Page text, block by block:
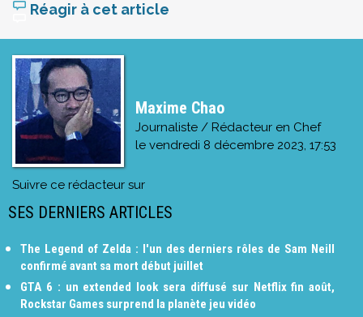
Réagir à cet article
Maxime Chao
Journaliste / Rédacteur en Chef
le vendredi 8 décembre 2023, 17:53
Suivre ce rédacteur sur
SES DERNIERS ARTICLES
The Legend of Zelda : l'un des derniers rôles de Sam Neill
confirmé avant sa mort début juillet
GTA 6 : un extended look sera diffusé sur Netflix fin août,
Rockstar Games surprend la planète jeu vidéo